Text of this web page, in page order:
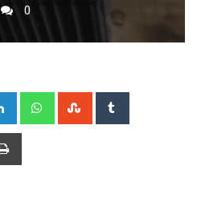
0
LinkedIn WhatsappStumbleUpon